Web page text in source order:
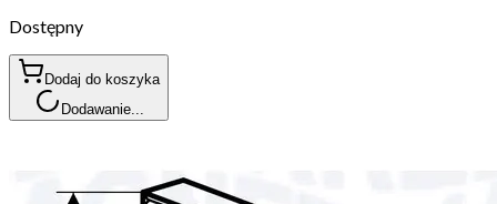
Dostępny
Dodaj do koszyka
Dodawanie...